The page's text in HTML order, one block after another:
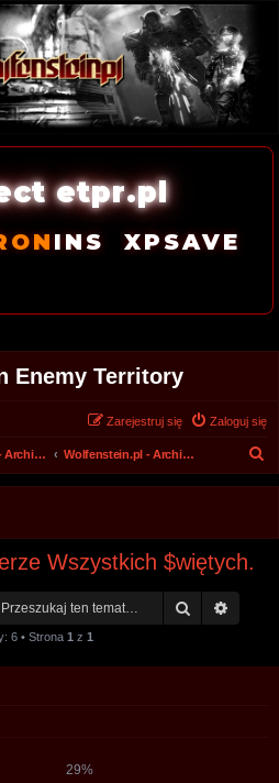
etpr.pl
INS XPSAVE
Enemy Territory
Zaloguj się
Zarejestruj się
Wolfenstein.pl - Archiwum forum 2008 - 2017 Wolfenstein.pl - Archiwum
Wszystkich $więtych.
Szukaj
6 • Strona 1 z 1
29%